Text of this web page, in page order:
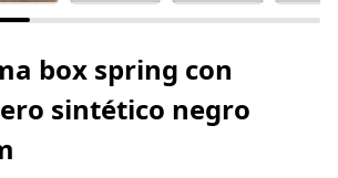
box spring con
sintético negro